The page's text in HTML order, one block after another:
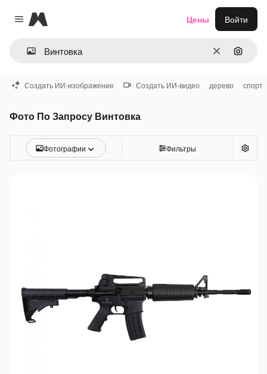
Close menu
Magnific
ОчиститьПоиск
Цены Войти
Создать ИИ-изображение Создать ИИ-видео дерево спорт
Фото По Запросу Винтовка
Фотографии Фильтры